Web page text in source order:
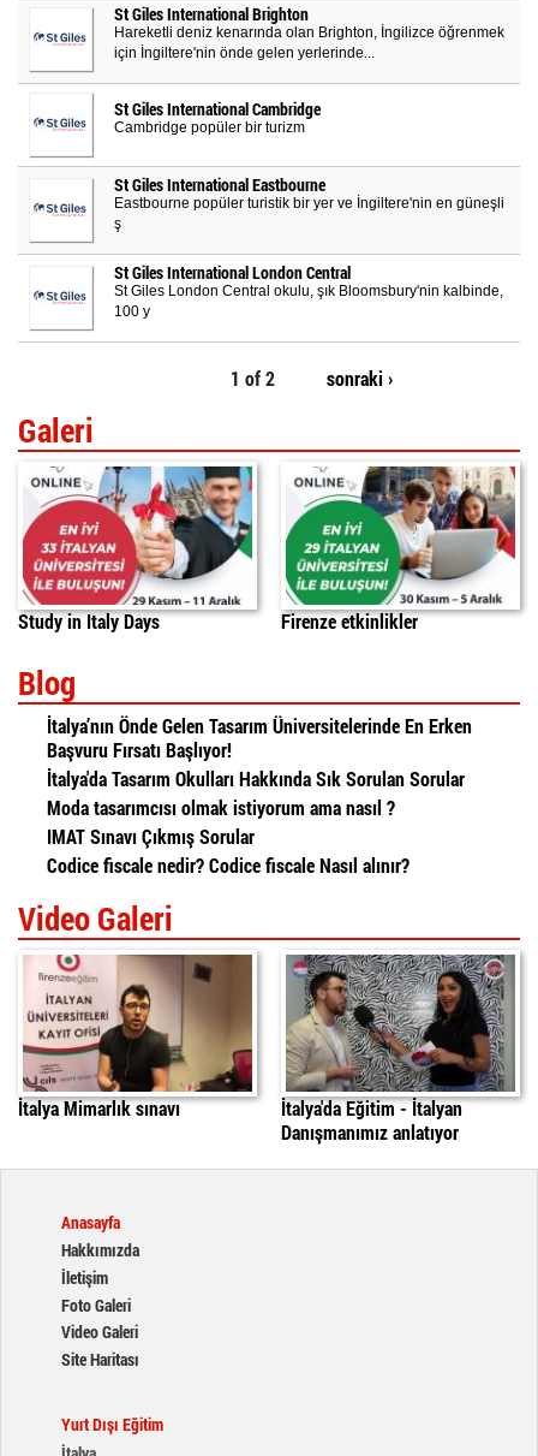
St Giles International Brighton
Hareketli deniz kenarında olan Brighton, İngilizce öğrenmek
için İngiltere'nin önde gelen yerlerinde...
St Giles International Cambridge
Cambridge popüler bir turizm
St Giles International Eastbourne
Eastbourne popüler turistik bir yer ve İngiltere'nin en güneşli
ş
St Giles International London Central
St Giles London Central okulu, şık Bloomsbury'nin kalbinde,
100 y
1 of 2 sonraki ›
Galeri
Study in Italy Days Firenze etkinlikler
Blog
İtalya’nın Önde Gelen Tasarım Üniversitelerinde En Erken
Başvuru Fırsatı Başlıyor!
İtalya'da Tasarım Okulları Hakkında Sık Sorulan Sorular
Moda tasarımcısı olmak istiyorum ama nasıl ?
IMAT Sınavı Çıkmış Sorular
Codice fiscale nedir? Codice fiscale Nasıl alınır?
Video Galeri
İtalya'da Mimarlık Sınavı
İtalya Mimarlık sınavı
italyada egitim
daniele
İtalya'da Eğitim - İtalyan
Danışmanımız anlatıyor
Anasayfa
Hakkımızda
İletişim
Foto Galeri
Video Galeri
Site Haritası
Yurt Dışı Eğitim